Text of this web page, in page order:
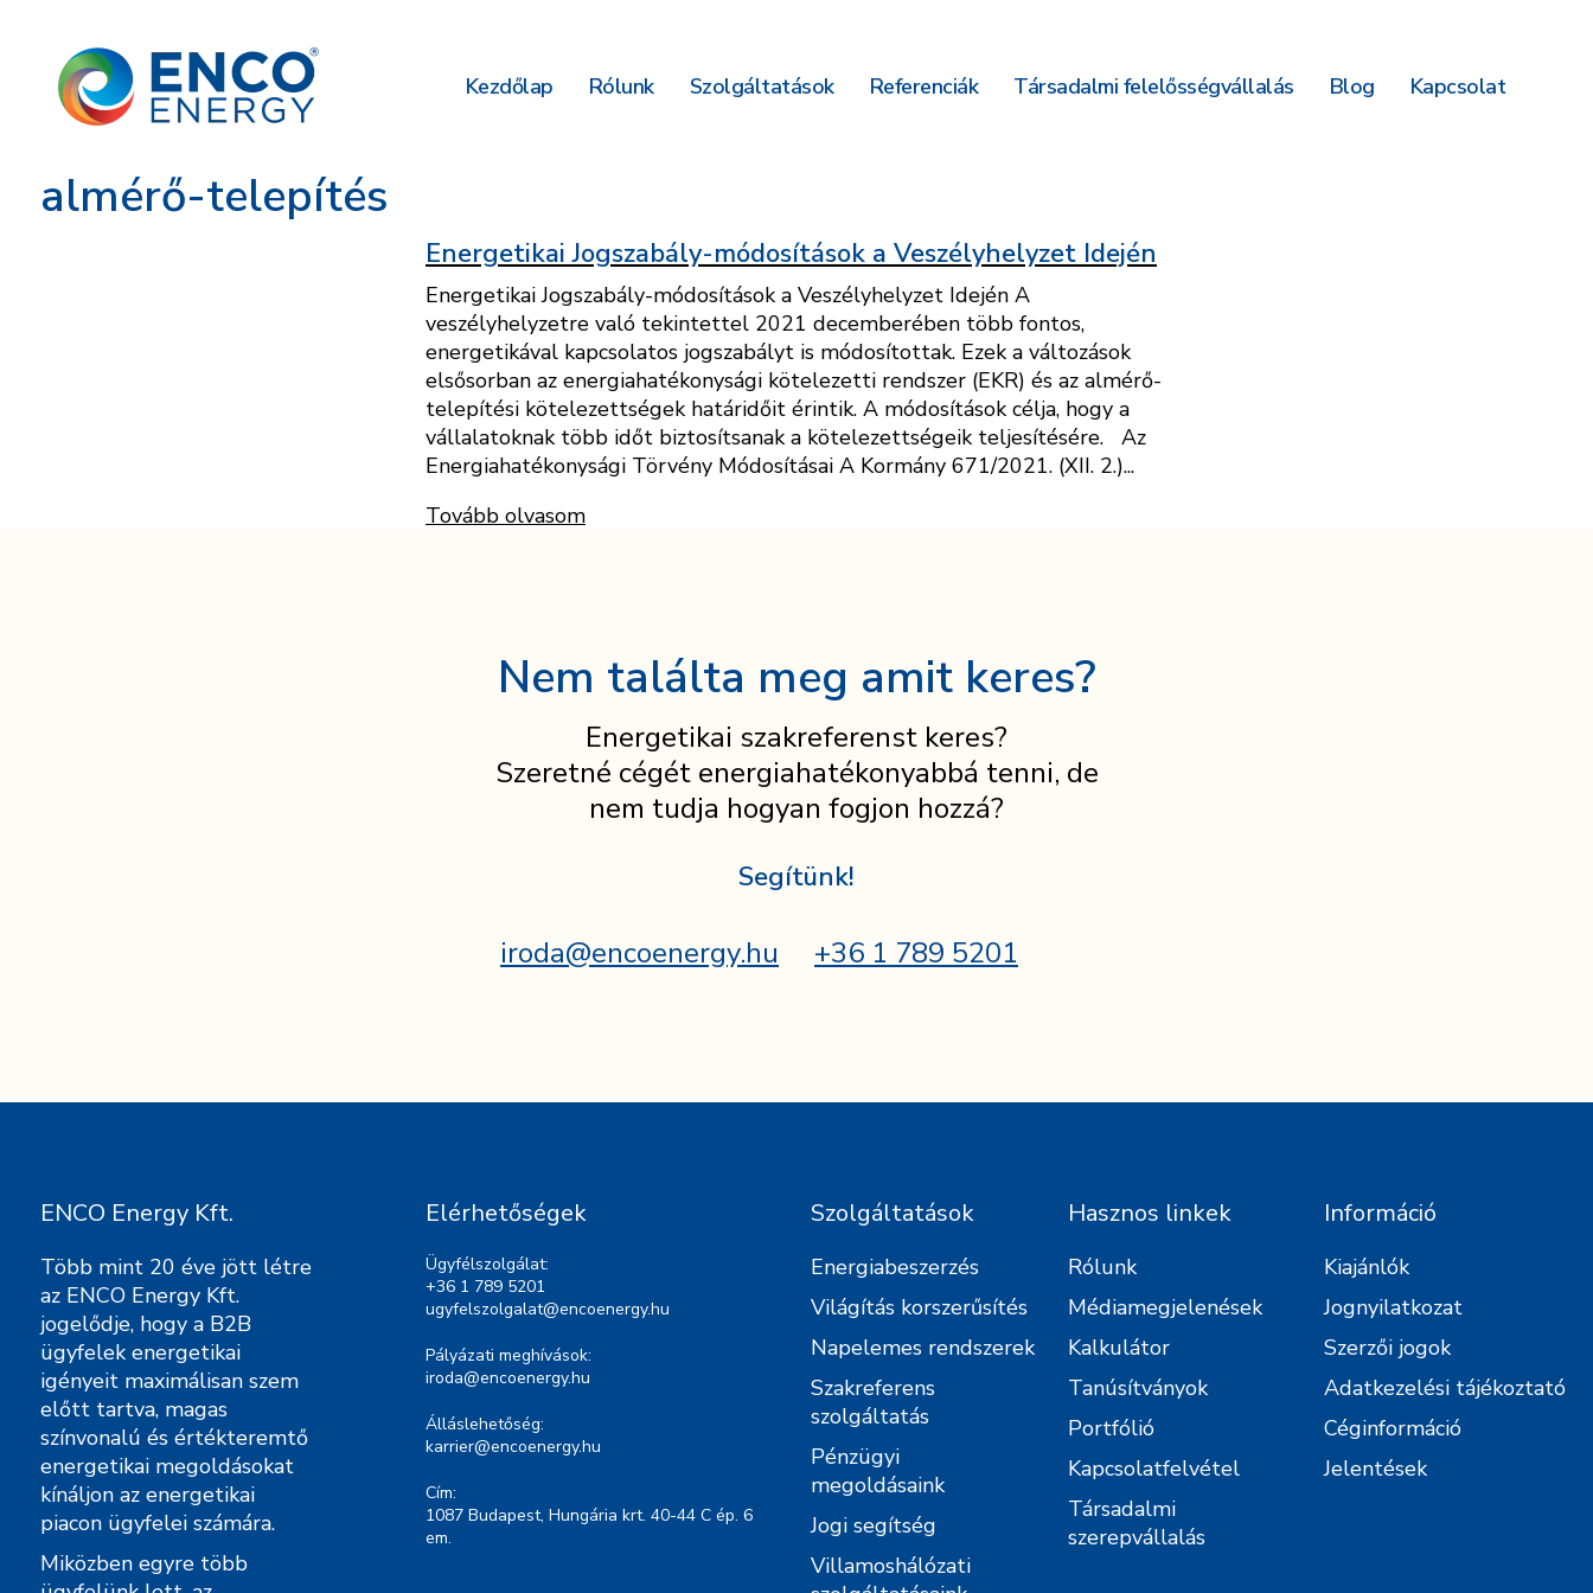
Kezdőlap Rólunk Szolgáltatások Referenciák Társadalmi felelősségvállalás Blog Kapcsolat
almérő-telepítés
Energetikai Jogszabály-módosítások a Veszélyhelyzet Idején
Energetikai Jogszabály-módosítások a Veszélyhelyzet Idején A
veszélyhelyzetre való tekintettel 2021 decemberében több fontos,
energetikával kapcsolatos jogszabályt is módosítottak. Ezek a változások
elsősorban az energiahatékonysági kötelezetti rendszer (EKR) és az almérő-
telepítési kötelezettségek határidőit érintik. A módosítások célja, hogy a
vállalatoknak több időt biztosítsanak a kötelezettségeik teljesítésére. Az
Energiahatékonysági Törvény Módosításai A Kormány 671/2021. (XII. 2.)...
Tovább olvasom
Nem találta meg amit keres?
Energetikai szakreferenst keres?
Szeretné cégét energiahatékonyabbá tenni, de
nem tudja hogyan fogjon hozzá?
Segítünk!
iroda@encoenergy.hu +36 1 789 5201
ENCO Energy Kft.
Több mint 20 éve jött létre
az ENCO Energy Kft.
jogelődje, hogy a B2B
ügyfelek energetikai
igényeit maximálisan szem
előtt tartva, magas
színvonalú és értékteremtő
energetikai megoldásokat
kínáljon az energetikai
piacon ügyfelei számára.
Miközben egyre több
Elérhetőségek
Ügyfélszolgálat:
+36 1 789 5201
ugyfelszolgalat@encoenergy.hu
Pályázati meghívások:
iroda@encoenergy.hu
Álláslehetőség:
karrier@encoenergy.hu
Cím:
1087 Budapest, Hungária krt. 40-44 C ép. 6
em.
Szolgáltatások
Energiabeszerzés
Világítás korszerűsítés
Napelemes rendszerek
Szakreferens
szolgáltatás
Pénzügyi
megoldásaink
Jogi segítség
Villamoshálózati
Hasznos linkek
Rólunk
Médiamegjelenések
Kalkulátor
Tanúsítványok
Portfólió
Kapcsolatfelvétel
Társadalmi
szerepvállalás
Információ
Kiajánlók
Jognyilatkozat
Szerzői jogok
Adatkezelési tájékoztató
Céginformáció
Jelentések